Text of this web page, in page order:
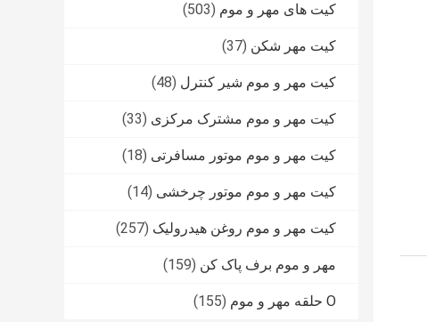
کیت های مهر و موم (503)
کیت مهر شکن (37)
کیت مهر و موم شیر کنترل (48)
کیت مهر و موم مشترک مرکزی (33)
کیت مهر و موم موتور مسافرتی (18)
کیت مهر و موم موتور چرخشی (14)
کیت مهر و موم روغن هیدرولیک (257)
مهر و موم برف پاک کن (159)
O حلقه مهر و موم (155)